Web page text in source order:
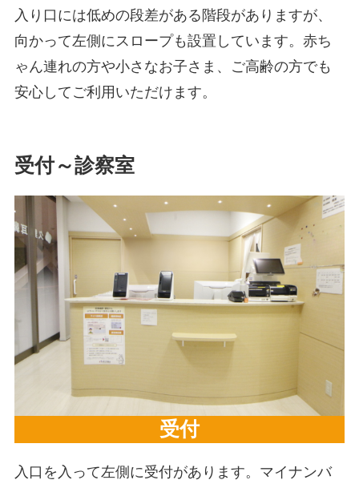
入り口には低めの段差がある階段がありますが、
向かって左側にスロープも設置しています。赤ち
ゃん連れの方や小さなお子さま、ご高齢の方でも
安心してご利用いただけます。
受付～診察室
受付
入口を入って左側に受付があります。マイナンバ